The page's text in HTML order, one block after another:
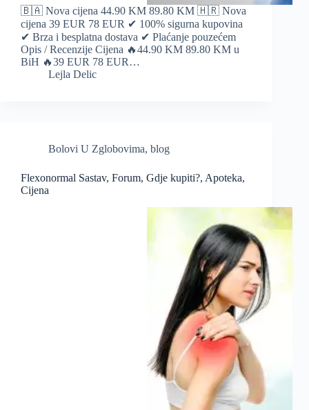
🇧🇦 Nova cijena 44.90 KM 89.80 KM 🇭🇷 Nova
cijena 39 EUR 78 EUR ✔ 100% sigurna kupovina
✔ Brza i besplatna dostava ✔ Plaćanje pouzećem
Opis / Recenzije Cijena 🔥44.90 KM 89.80 KM u
BiH 🔥39 EUR 78 EUR…
Lejla Delic
Bolovi U Zglobovima, blog
Flexonormal Sastav, Forum, Gdje kupiti?, Apoteka,
Cijena